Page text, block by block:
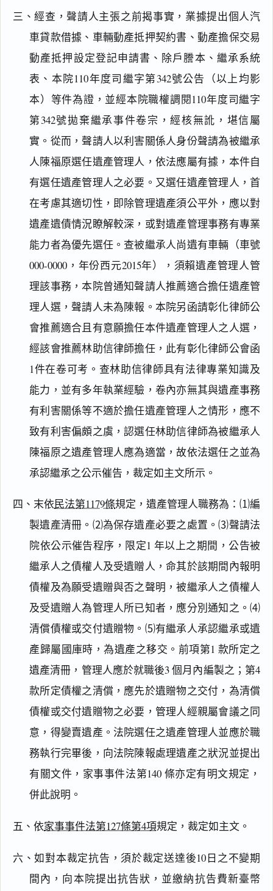
三、經查，聲請人主張之前揭事實，業據提出個人汽
車貸款借據、車輛動產抵押契約書、動產擔保交易
動產抵押設定登記申請書、除戶謄本、繼承系統
表、本院110年度司繼字第342號公告（以上均影
本）等件為證，並經本院職權調閱110年度司繼字
第342號拋棄繼承事件卷宗，經核無訛，堪信屬
實。從而，聲請人以利害關係人身份聲請為被繼承
人陳福原選任遺產管理人，依法應屬有據，本件自
有選任遺產管理人之必要。又選任遺產管理人，首
在考慮其適切性，即除管理遺產須公平外，應以對
遺產遺債情況瞭解較深，或對遺產管理事務有專業
能力者為優先選任。查被繼承人尚遺有車輛（車號
000-0000，年份西元2015年），須賴遺產管理人管
理該事務，本院曾通知聲請人推薦適合擔任遺產管
理人選，聲請人未為陳報。本院另函請彰化律師公
會推薦適合且有意願擔任本件遺產管理人之人選，
經該會推薦林助信律師擔任，此有彰化律師公會函
1件在卷可考。查林助信律師具有法律專業知識及
能力，並有多年執業經驗，卷內亦無其與遺產事務
有利害關係等不適於擔任遺產管理人之情形，應不
致有利害偏頗之虞，認選任林助信律師為被繼承人
陳福原之遺產管理人應為適當，故依法選任之並為
承認繼承之公示催告，裁定如主文所示。
四、末依民法第1179條規定，遺產管理人職務為：⑴編
製遺產清冊。⑵為保存遺產必要之處置。⑶聲請法
院依公示催告程序，限定1 年以上之期間，公告被
繼承人之債權人及受遺贈人，命其於該期間內報明
債權及為願受遺贈與否之聲明，被繼承人之債權人
及受遺贈人為管理人所已知者，應分別通知之。⑷
清償債權或交付遺贈物。⑸有繼承人承認繼承或遺
產歸屬國庫時，為遺產之移交。前項第1 款所定之
遺產清冊，管理人應於就職後3 個月內編製之；第4
款所定債權之清償，應先於遺贈物之交付，為清償
債權或交付遺贈物之必要，管理人經親屬會議之同
意，得變賣遺產。法院選任之遺產管理人並應於職
務執行完畢後，向法院陳報處理遺產之狀況並提出
有關文件，家事事件法第140 條亦定有明文規定，
併此說明。
五、依家事事件法第127條第4項規定，裁定如主文。
六、如對本裁定抗告，須於裁定送達後10日之不變期
間內，向本院提出抗告狀，並繳納抗告費新臺幣
閱讀 研究
搜尋
文
一